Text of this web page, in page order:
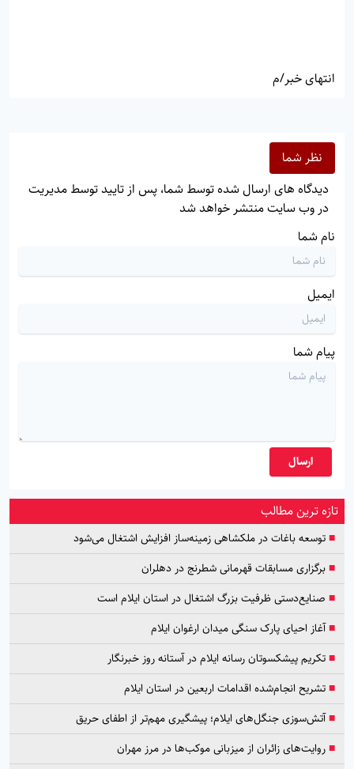
انتهای خبر/م
نظر شما
دیدگاه های ارسال شده توسط شما، پس از تایید توسط مدیریت
در وب سایت منتشر خواهد شد
نام شما
ایمیل
پیام شما
ارسال
تازه ترین مطالب
■توسعه باغات در ملکشاهی زمینه‌ساز افزایش اشتغال می‌شود
■برگزاری مسابقات قهرمانی شطرنج در دهلران
■ صنایع‌دستی ظرفیت بزرگ اشتغال در استان ایلام است
■آغاز احیای پارک سنگی میدان ارغوان ایلام
■تکریم پیشکسوتان رسانه ایلام در آستانه روز خبرنگار
■تشریح انجام‌شده اقدامات اربعین در استان ایلام
■آتش‌سوزی جنگل‌های ایلام؛ پیشگیری مهم‌تر از اطفای حریق
■روایت‌های زائران از میزبانی موکب‌ها در مرز مهران